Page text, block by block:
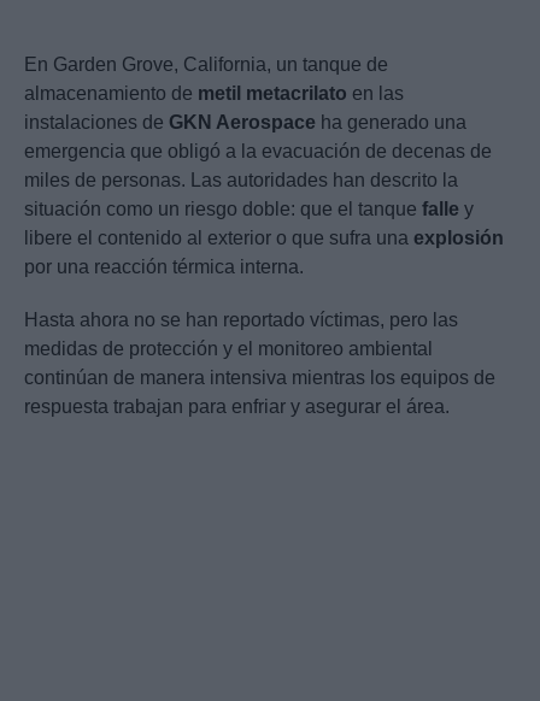
En Garden Grove, California, un tanque de
almacenamiento de metil metacrilato en las
instalaciones de GKN Aerospace ha generado una
emergencia que obligó a la evacuación de decenas de
miles de personas. Las autoridades han descrito la
situación como un riesgo doble: que el tanque falle y
libere el contenido al exterior o que sufra una explosión
por una reacción térmica interna.
Hasta ahora no se han reportado víctimas, pero las
medidas de protección y el monitoreo ambiental
continúan de manera intensiva mientras los equipos de
respuesta trabajan para enfriar y asegurar el área.